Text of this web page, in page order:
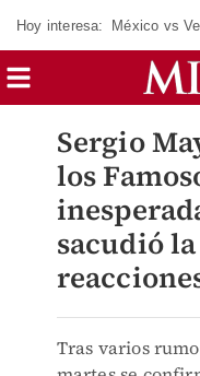
Hoy interesa: México vs
Sergio
los
sacudió
Tras varios